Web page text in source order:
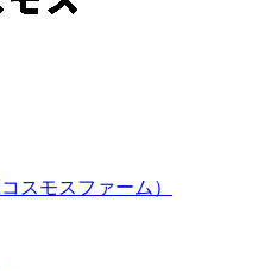
スモスファーム）